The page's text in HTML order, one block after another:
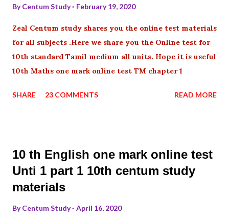
ByCentum Study February 19, 2020
Zeal Centum study shares you the online test materials
for all subjects .Here we share you the Online test for
10th standard Tamil medium all units. Hope it is useful
10th Maths one mark online test TM chapter 1
SHARE 23 COMMENTS READ MORE
10 th English one mark online test
Unti 1 part 1 10th centum study
materials
ByCentum Study April 16, 2020